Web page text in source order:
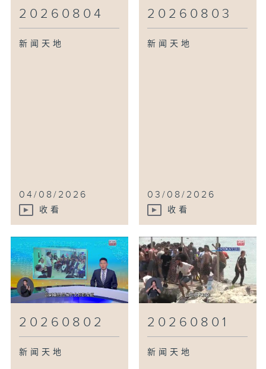
20260804
新闻天地
04/08/2026
收看
20260803
新闻天地
03/08/2026
收看
20260802
新闻天地
20260801
新闻天地